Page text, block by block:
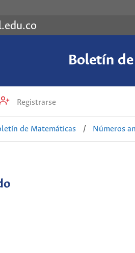
Boletín
Registrarse
de Matemáticas / Números